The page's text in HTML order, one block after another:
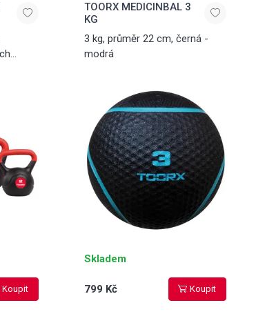
Koupit
TOORX MEDICINBAL 3
KG
3 kg, průměr 22 cm, černá -
modrá
Skladem
799 Kč Koupit